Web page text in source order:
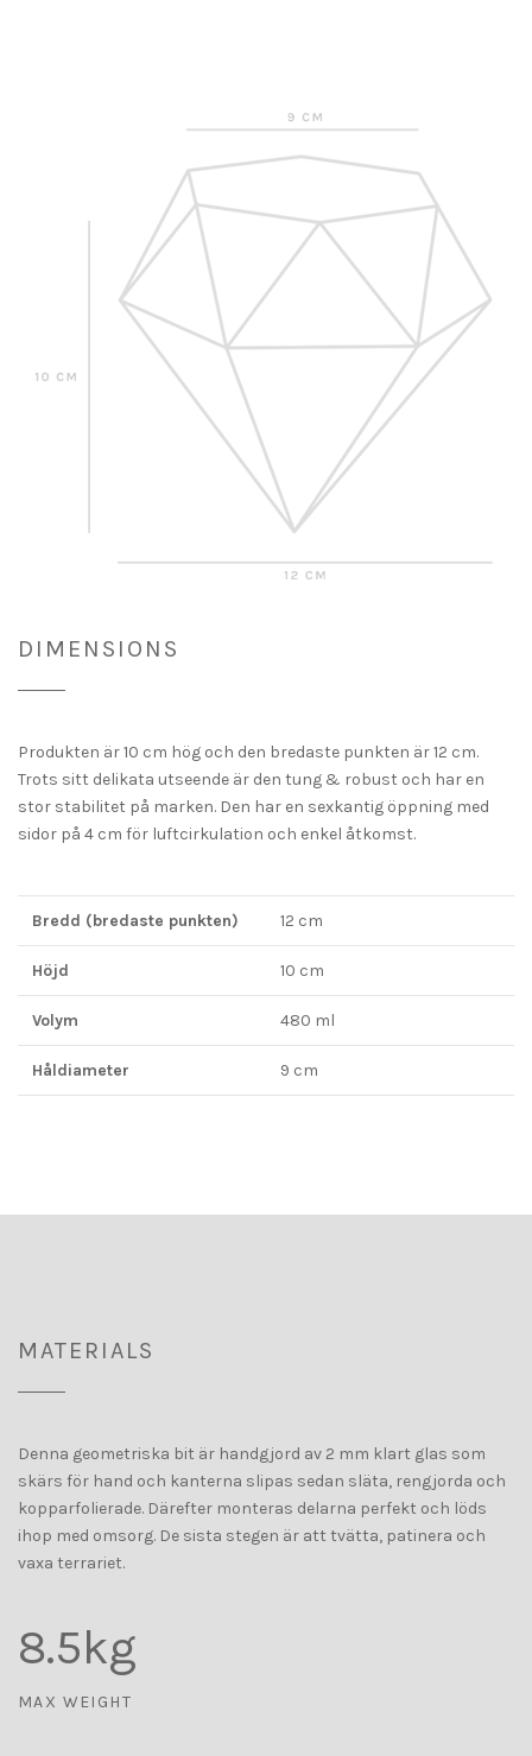
DIMENSIONS
Produkten är 10 cm hög och den bredaste punkten är 12 cm.
Trots sitt delikata utseende är den tung & robust och har en
stor stabilitet på marken. Den har en sexkantig öppning med
sidor på 4 cm för luftcirkulation och enkel åtkomst.
Bredd (bredaste punkten) 12 cm
Höjd 10 cm
Volym 480 ml
Håldiameter 9 cm
MATERIALS
Denna geometriska bit är handgjord av 2 mm klart glas som
skärs för hand och kanterna slipas sedan släta, rengjorda och
kopparfolierade. Därefter monteras delarna perfekt och löds
ihop med omsorg. De sista stegen är att tvätta, patinera och
vaxa terrariet.
8.5kg
MAX WEIGHT